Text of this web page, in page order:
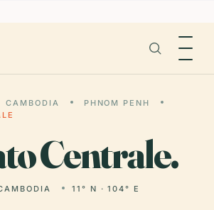
CAMBODIA
PHNOM PENH
Centrale.
11° N · 104° E